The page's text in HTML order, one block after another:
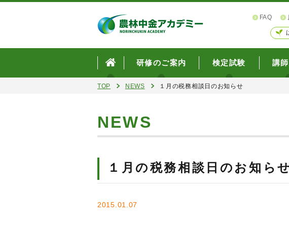
FAQ
研修のご案内 検定試験 講
TOP NEWS １月の税務相談日のお知らせ
NEWS
１月の税務相談日のお知らせ
2015.01.07